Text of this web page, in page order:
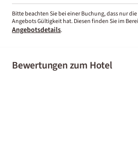
Bitte beachten Sie bei einer Buchung, dass nur
Angebots Gültigkeit hat. Diesen finden Sie im
Angebotsdetails.
Bewertungen zum Hotel